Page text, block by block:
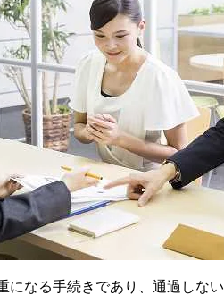
になる手続きであり、通過しない